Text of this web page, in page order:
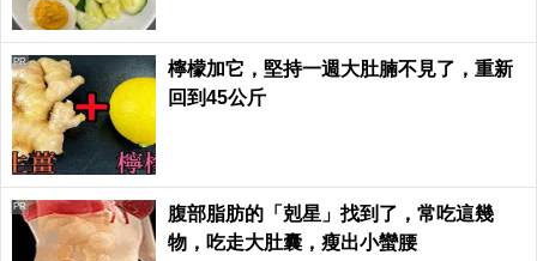
檸檬加它，堅持一週大肚腩不見了，重新
回到45公斤
PR
腹部脂肪的「剋星」找到了，常吃這幾
物，吃走大肚囊，瘦出小蠻腰
PR